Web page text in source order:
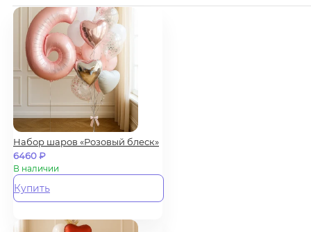
Набор шаров «Розовый блеск»
6460₽
В наличии
Купить